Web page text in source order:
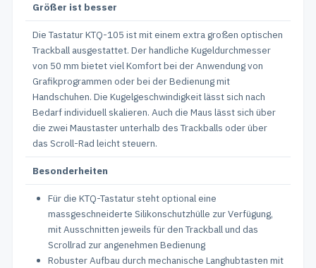
Größer ist besser
Die Tastatur KTQ-105 ist mit einem extra großen optischen
Trackball ausgestattet. Der handliche Kugeldurchmesser
von 50 mm bietet viel Komfort bei der Anwendung von
Grafikprogrammen oder bei der Bedienung mit
Handschuhen. Die Kugelgeschwindigkeit lässt sich nach
Bedarf individuell skalieren. Auch die Maus lässt sich über
die zwei Maustaster unterhalb des Trackballs oder über
das Scroll-Rad leicht steuern.
Besonderheiten
Für die KTQ-Tastatur steht optional eine
massgeschneiderte Silikonschutzhülle zur Verfügung,
mit Ausschnitten jeweils für den Trackball und das
Scrollrad zur angenehmen Bedienung
Robuster Aufbau durch mechanische Langhubtasten mit